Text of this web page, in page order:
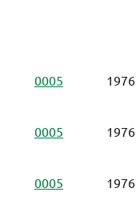
0005
1976
0005 1976
0005
1976